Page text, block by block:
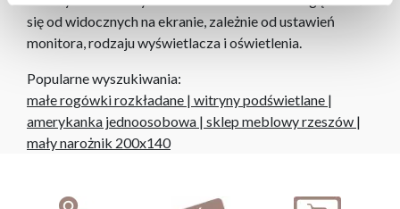
się od widocznych na ekranie, zależnie od ustawień
monitora, rodzaju wyświetlacza i oświetlenia.
Popularne wyszukiwania:
małe rogówki rozkładane | witryny podświetlane |
amerykanka jednoosobowa | sklep meblowy rzeszów |
mały narożnik 200x140